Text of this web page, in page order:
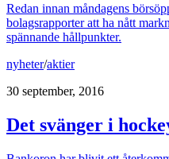
Redan innan måndagens
bolagsrapporter att ha nått
spännande hållpunkter.
nyheter/aktier
30 september, 2016
Det svänger i